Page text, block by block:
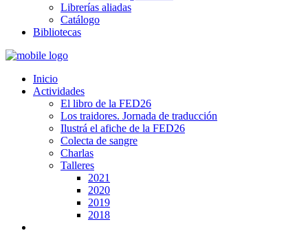
Librerías aliadas
Catálogo
Bibliotecas
Inicio
Actividades
El libro de la FED26
Los traidores. Jornada de traducción
Ilustrá el afiche de la FED26
Colecta de sangre
Charlas
Talleres
2021
2020
2019
2018